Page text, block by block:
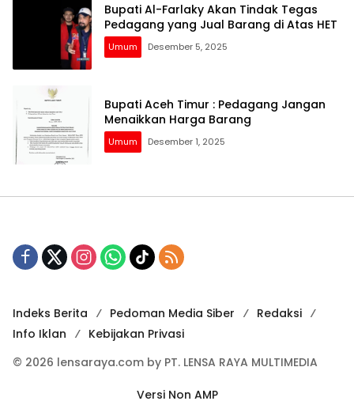
Bupati Al-Farlaky Akan Tindak Tegas
Pedagang yang Jual Barang di Atas HET
Umum Desember 5, 2025
Bupati Aceh Timur : Pedagang Jangan
Menaikkan Harga Barang
Umum Desember 1, 2025
Indeks Berita Pedoman Media Siber
Redaksi
Info Iklan
Kebijakan Privasi
© 2026 lensaraya.com by PT. LENSA RAYA MULTIMEDIA
Versi Non AMP